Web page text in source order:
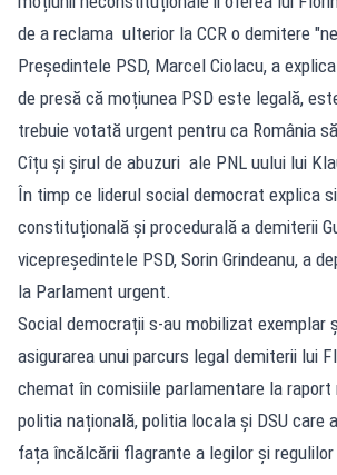
de a reclama ulterior la CCR o demitere
Președintele PSD, Marcel Ciolacu, a
de presă că moțiunea PSD este legală,
trebuie votată urgent pentru ca România
Cîțu și șirul de abuzuri ale PNL uului lui
În timp ce liderul social democrat explica
constituțională și procedurală a demiterii
vicepreședintele PSD, Sorin Grindeanu, a
la Parlament urgent.
Social democrații s-au mobilizat exemplar
asigurarea unui parcurs legal demiterii lui
chemat în comisiile parlamentare la raport
politia națională, politia locala și DSU care
fața încălcării flagrante a legilor și